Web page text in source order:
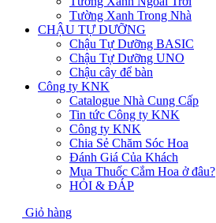
Tường Xanh Trong Nhà
CHẬU TỰ DƯỠNG
Chậu Tự Dưỡng BASIC
Chậu Tự Dưỡng UNO
Chậu cây để bàn
Công ty KNK
Catalogue Nhà Cung Cấp
Tin tức Công ty KNK
Công ty KNK
Chia Sẻ Chăm Sóc Hoa
Đánh Giá Của Khách
Mua Thuốc Cắm Hoa ở đâu?
HỎI & ĐÁP
Giỏ hàng